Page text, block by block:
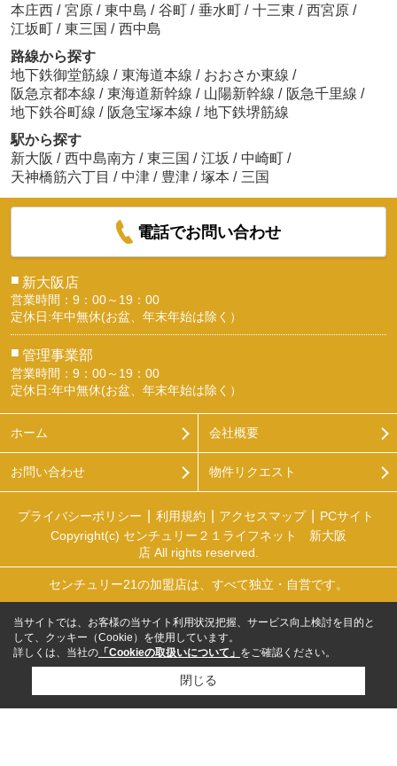
本庄西 / 宮原 / 東中島 / 谷町 / 垂水町 / 十三東 / 西宮原 /
江坂町 / 東三国 / 西中島
路線から探す
地下鉄御堂筋線 / 東海道本線 / おおさか東線 /
阪急京都本線 / 東海道新幹線 / 山陽新幹線 / 阪急千里線 /
地下鉄谷町線 / 阪急宝塚本線 / 地下鉄堺筋線
駅から探す
新大阪 / 西中島南方 / 東三国 / 江坂 / 中崎町 /
天神橋筋六丁目 / 中津 / 豊津 / 塚本 / 三国
電話でお問い合わせ
■ 新大阪店
営業時間：9：00～19：00
定休日:年中無休(お盆、年末年始は除く）
■ 管理事業部
営業時間：9：00～19：00
定休日:年中無休(お盆、年末年始は除く）
ホーム 会社概要
お問い合わせ 物件リクエスト
プライバシーポリシー 利用規約 アクセスマップ
PCサイト
Copyright(c) センチュリー２１ライフネット 新大阪
店 All rights reserved.
センチュリー21の加盟店は、すべて独立・自営です。
当サイトでは、お客様の当サイト利用状況把握、サービス向上検討を目的と
して、クッキー（Cookie）を使用しています。
詳しくは、当社の 「Cookieの取扱いについて」 をご確認ください。
閉じる